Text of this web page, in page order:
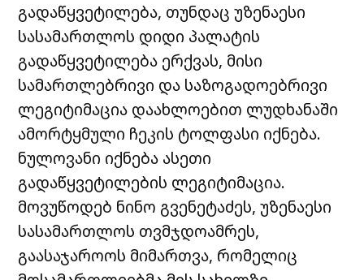
გადაწყვეტილება, თუნდაც უზენაესი
სასამართლოს დიდი პალატის
გადაწყვეტილება ერქვას, მისი
სამართლებრივი და საზოგადოებრივი
ლეგიტიმაცია დაახლოებით ლუდხანაში
ამორტყმული ჩეკის ტოლფასი იქნება.
ნულოვანი იქნება ასეთი
გადაწყვეტილების ლეგიტიმაცია.
მოვუწოდებ ნინო გვენეტაძეს, უზენაესი
სასამართლოს თვმჯდოამრეს,
გაასაჯაროოს მიმართვა, რომელიც